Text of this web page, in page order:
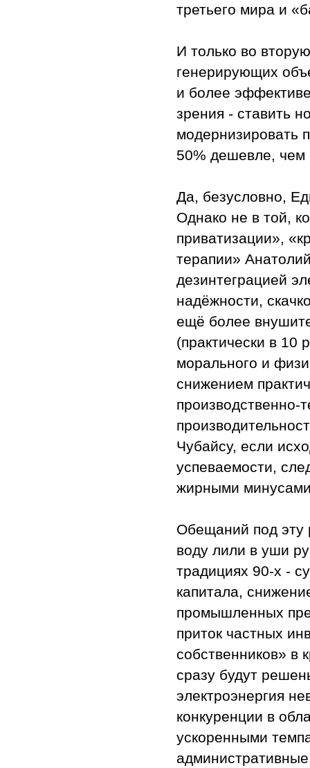
третьего мира и
И только во
генерирующих
и более
зрения - ставить
модернизировать
50% дешевле, чем
Да, безусловно,
Однако не в той,
приватизации»,
терапии»
дезинтеграцией
надёжности,
ещё более
(практически в 10
морального и
снижением
производственно-
Чубайсу, если
успеваемости,
жирными
Обещаний под эту
воду лили в уши
традициях 90-х -
капитала,
промышленных
приток частных
собственников» в
сразу будут
электроэнергия
конкуренции в
ускоренными